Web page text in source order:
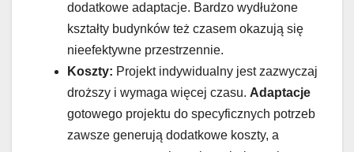
dodatkowe adaptacje. Bardzo wydłużone
kształty budynków też czasem okazują się
nieefektywne przestrzennie.
Koszty: Projekt indywidualny jest zazwyczaj
droższy i wymaga więcej czasu. Adaptacje
gotowego projektu do specyficznych potrzeb
zawsze generują dodatkowe koszty, a